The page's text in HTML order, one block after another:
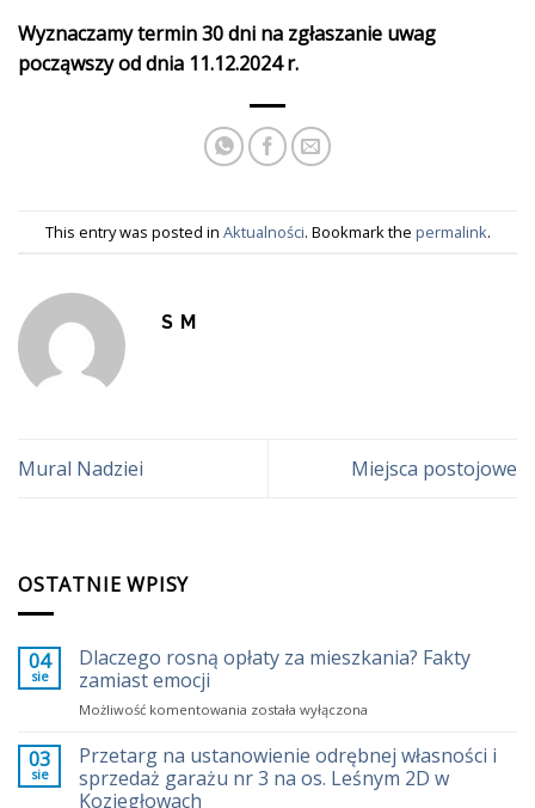
Wyznaczamy termin 30 dni na zgłaszanie uwag
począwszy od dnia 11.12.2024 r.
This entry was posted in Aktualności. Bookmark the permalink.
S M
Mural Nadziei Miejsca postojowe
OSTATNIE WPISY
04
sie
Dlaczego rosną opłaty za mieszkania? Fakty
zamiast emocji
Możliwość komentowania Dlaczego
opłaty
za
mieszkania?
została wyłączona
03
sie
Przetarg na ustanowienie odrębnej własności i
sprzedaż garażu nr 3 na os. Leśnym 2D w
Koziegłowach